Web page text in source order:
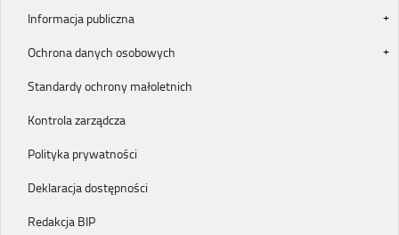
Informacja publiczna
Ochrona danych osobowych
Standardy ochrony małoletnich
Kontrola zarządcza
Polityka prywatności
Deklaracja dostępności
Redakcja BIP